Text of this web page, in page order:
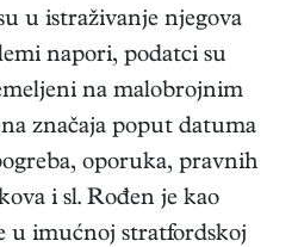
u istraživanje njegova
napori, podatci su
na malobrojnim
značaja poput datuma
oporuka, pravnih
i sl. Rođen je kao
u imućnoj stratfordskoj